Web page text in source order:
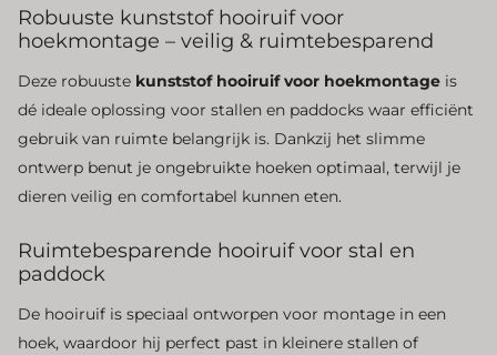
Robuuste kunststof hooiruif voor
hoekmontage – veilig & ruimtebesparend
Deze robuuste kunststof hooiruif voor hoekmontage is
dé ideale oplossing voor stallen en paddocks waar efficiënt
gebruik van ruimte belangrijk is. Dankzij het slimme
ontwerp benut je ongebruikte hoeken optimaal, terwijl je
dieren veilig en comfortabel kunnen eten.
Ruimtebesparende hooiruif voor stal en
paddock
De hooiruif is speciaal ontworpen voor montage in een
hoek, waardoor hij perfect past in kleinere stallen of